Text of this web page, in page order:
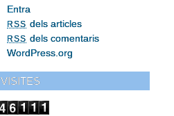
Entra
RSS dels articles
RSS dels comentaris
WordPress.org
VISITES